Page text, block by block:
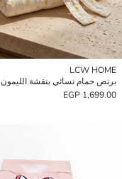
LCW HOME
برنص حمام نسائي بنقشة الليمون
1,699.00 EGP